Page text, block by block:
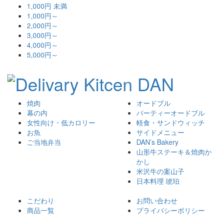
1,000円 未満
1,000円～
2,000円～
3,000円～
4,000円～
5,000円～
焼肉
幕の内
女性向け・低カロリー
お魚
ご当地弁当
オードブル
パーティーオードブル
軽食・サンドウィッチ
サイドメニュー
DAN’s Bakery
山形牛ステーキ＆焼肉か
かし
米沢牛の案山子
日本料理 琥珀
こだわり
商品一覧
お問い合わせ
プライバシーポリシー